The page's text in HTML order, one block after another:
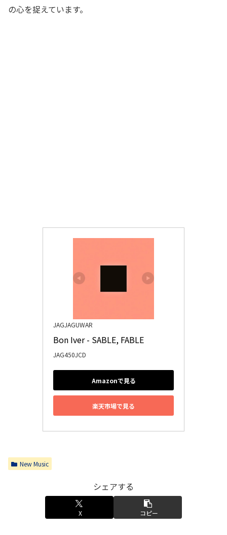
の心を捉えています。
JAGJAGUWAR
Bon Iver - SABLE, FABLE
JAG450JCD
Amazonで見る
楽天市場で見る
New Music
シェアする
X コピー